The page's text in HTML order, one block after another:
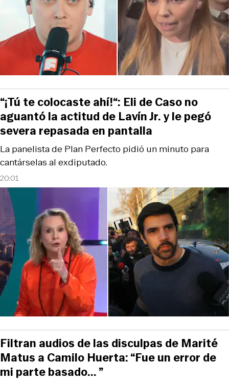
20:01
La panelista de Plan Perfecto pidió un minuto para
cantárselas al exdiputado.
“¡Tú te colocaste ahí!“: Eli de Caso no
aguantó la actitud de Lavín Jr. y le pegó
severa repasada en pantalla
Filtran audios de las disculpas de Marité
Matus a Camilo Huerta: “Fue un error de
mi parte basado... ”